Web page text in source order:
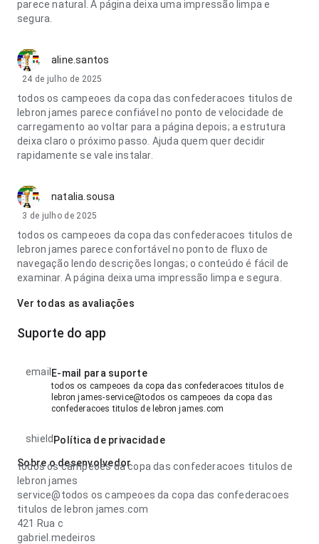
parece natural. A página deixa uma impressão limpa e
segura.
aline.santos
24 de julho de 2025
todos os campeoes da copa das confederacoes titulos de
lebron james parece confiável no ponto de velocidade de
carregamento ao voltar para a página depois; a estrutura
deixa claro o próximo passo. Ajuda quem quer decidir
rapidamente se vale instalar.
natalia.sousa
3 de julho de 2025
todos os campeoes da copa das confederacoes titulos de
lebron james parece confortável no ponto de fluxo de
navegação lendo descrições longas; o conteúdo é fácil de
examinar. A página deixa uma impressão limpa e segura.
Ver todas as avaliações
Suporte do app
email E-mail para suporte
todos os campeoes da copa das confederacoes titulos de
lebron james-service@todos os campeoes da copa das
confederacoes titulos de lebron james.com
shield Política de privacidade
Sobre o desenvolvedor
todos os campeoes da copa das confederacoes titulos de
lebron james
service@todos os campeoes da copa das confederacoes
titulos de lebron james.com
421 Rua c
gabriel.medeiros